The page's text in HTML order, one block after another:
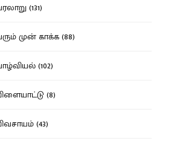
(131)
முன் காக்க (88)
(102)
(8)
(43)